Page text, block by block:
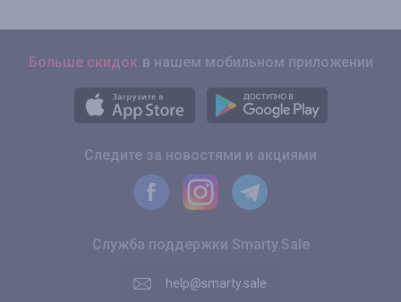
Больше скидок в нашем мобильном приложении
Следите за новостями и акциями
Служба поддержки Smarty.Sale
help@smarty.sale